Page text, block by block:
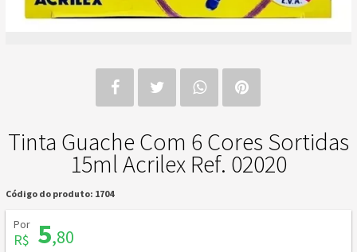
Tinta Guache Com 6 Cores Sortidas
15ml Acrilex Ref. 02020
Código do produto: 1704
Por
R$ 5,80